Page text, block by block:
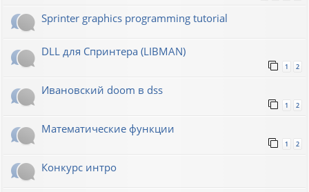
Sprinter graphics programming tutorial
DLL для Спринтера (LIBMAN)
1 2
Ивановский doom в dss
1 2
Математические функции
1 2
Конкурс интро